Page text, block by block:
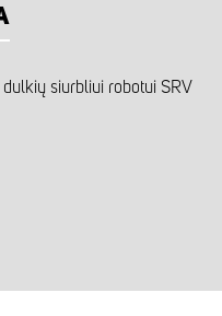
siurbliui robotui SRV